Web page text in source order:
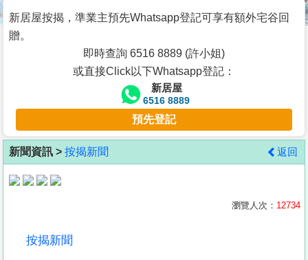
谷
按
客
地
產
新居屋按揭，準業主預先Whatsapp登記可享有額外宅谷回
贈。
即時查詢 6516 8889 (許小姐)
或直接Click以下Whatsapp登記：
新居屋
6516 8889
預先登記
新聞資訊 > 按揭新聞 返回
瀏覽人次： 12734
按揭新聞